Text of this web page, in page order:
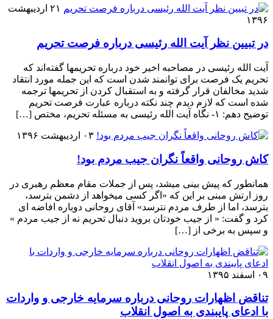
۲۱ اردیبهشت
۱۳۹۶
در تبیین نظر آیت الله رئیسی درباره فرصت تحریم
آیت الله رئیسی در مصاحبه اخیر خود درباره تحریمها گفته‌اند که
تحریم یک فرصت برای توانمند شدن است که این جمله مورد انتقاد
شدید مخالفان قرار گرفته و به استقبال کردن از تحریمها ترجمه
شده است که لازم دیدم چند نکته درباره عبارت فرصت تحریم
توضیح دهم: ۱- نگاه آیت الله رئیسی به مسئله تحریم، مختص […]
۰۳ اردیبهشت ۱۳۹۶
کاش روحانی واقعاً نگران جیب مردم بود!
همانطور که پیش بینی میشد، پس از جملات مقام معظم رهبری در
روز ارتش مبنی بر این که «اگر کسی میخواهد از دشمن بترسد،
بترسد، اما از طرف مردم نترسد» آقای روحانی دوباره افاضه ای
کرد و گفت: « از جیب خودتان بروید دنبال تحریم نه از جیب مردم »
و سپس به برخی از […]
۰۹ اسفند ۱۳۹۵
تناقض اظهارات روحانی درباره سرمایه خارجی و واردات
با ادعای پایبندی به اصول انقلاب